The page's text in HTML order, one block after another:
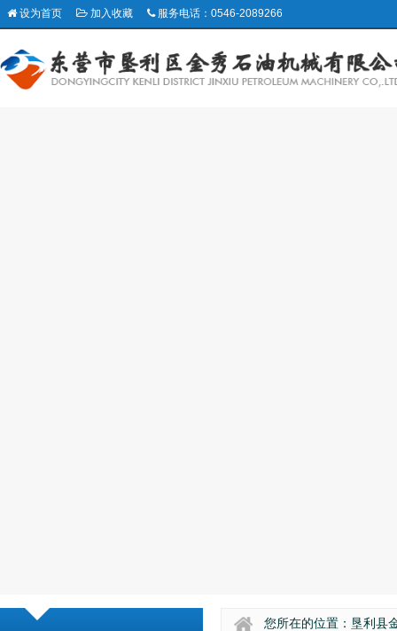
设为首页 加入收藏 服务电话：0546-2089266
您所在的位置： 垦利县